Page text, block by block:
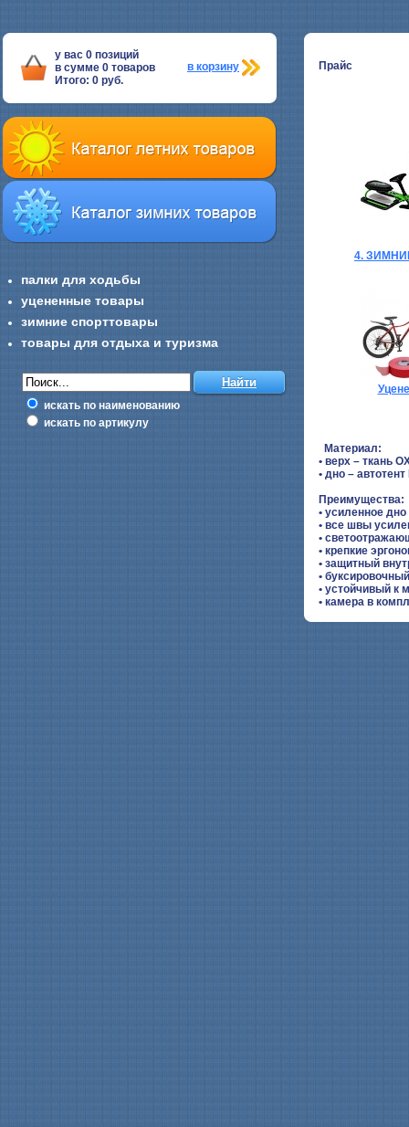
у вас 0 позиций
в сумме 0 товаров
Итого: 0 руб.
в корзину
палки для ходьбы
уцененные товары
зимние спорттовары
товары для отдыха и туризма
искать по наименованию
искать по артикулу
Прайс
4.
Материал:
• верх – ткань
• дно –
Преимущества:
• усиленное дно
• все швы
•
• крепкие
• защитный
•
• устойчивый к
• камера в